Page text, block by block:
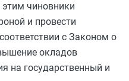
чиновники
и провести
с Законом о
окладов
на государственный и